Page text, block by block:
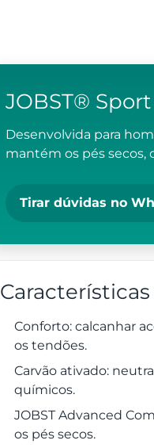
JOBST®
Desenvolvida para
mantém os pés secos,
Tirar dúvidas no
Características
Conforto: calcanhar
os tendões.
Carvão ativado:
químicos.
JOBST Advanced
os pés secos.